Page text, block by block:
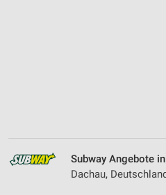
Subway Angebote
Dachau,